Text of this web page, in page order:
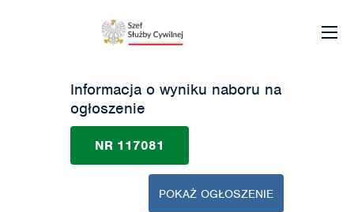
Informacja o wyniku naboru na
ogłoszenie
NR 117081
POKAŻ OGŁOSZENIE